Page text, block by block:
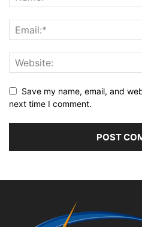
Save my name, email, and
next time I comment.